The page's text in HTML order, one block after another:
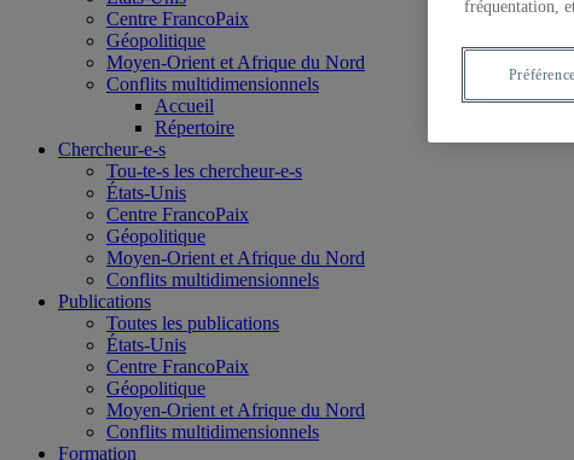
Centre FrancoPaix
Géopolitique
Moyen-Orient et Afrique du Nord
Conflits multidimensionnels
Accueil
Répertoire
Chercheur-e-s
Tou-te-s les chercheur-e-s
États-Unis
Centre FrancoPaix
Géopolitique
Moyen-Orient et Afrique du Nord
Conflits multidimensionnels
Publications
Toutes les publications
États-Unis
Centre FrancoPaix
Géopolitique
Moyen-Orient et Afrique du Nord
Conflits multidimensionnels
Formation
fréquentation,